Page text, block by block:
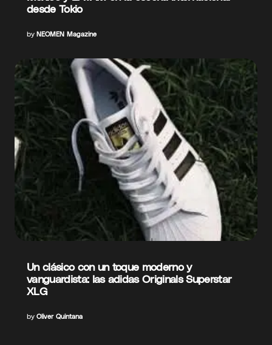
desde Tokio
by NEOMEN Magazine
Un clásico con un toque moderno y
vanguardista: las adidas Originals Superstar
XLG
by Oliver Quintana